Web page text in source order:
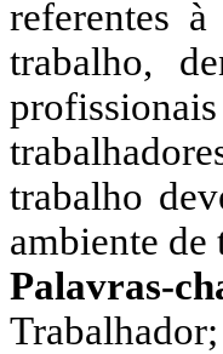
referentes
trabalho,
trabalho
ambiente de
Palavras-